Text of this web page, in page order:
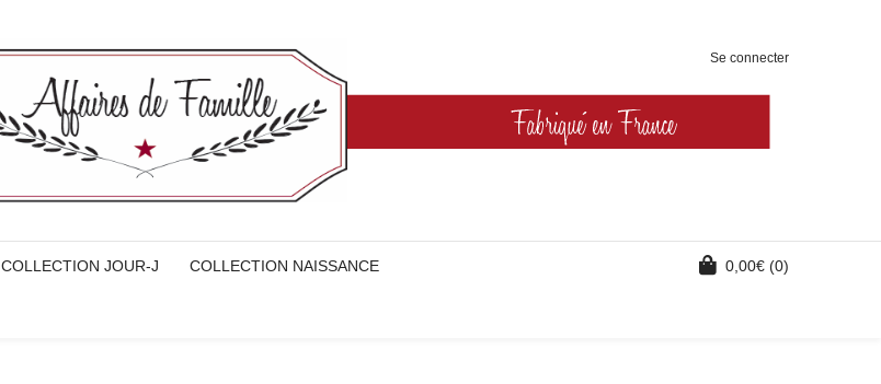
Se connecter
COLLECTION JOUR-J COLLECTION NAISSANCE 0,00€ (0)